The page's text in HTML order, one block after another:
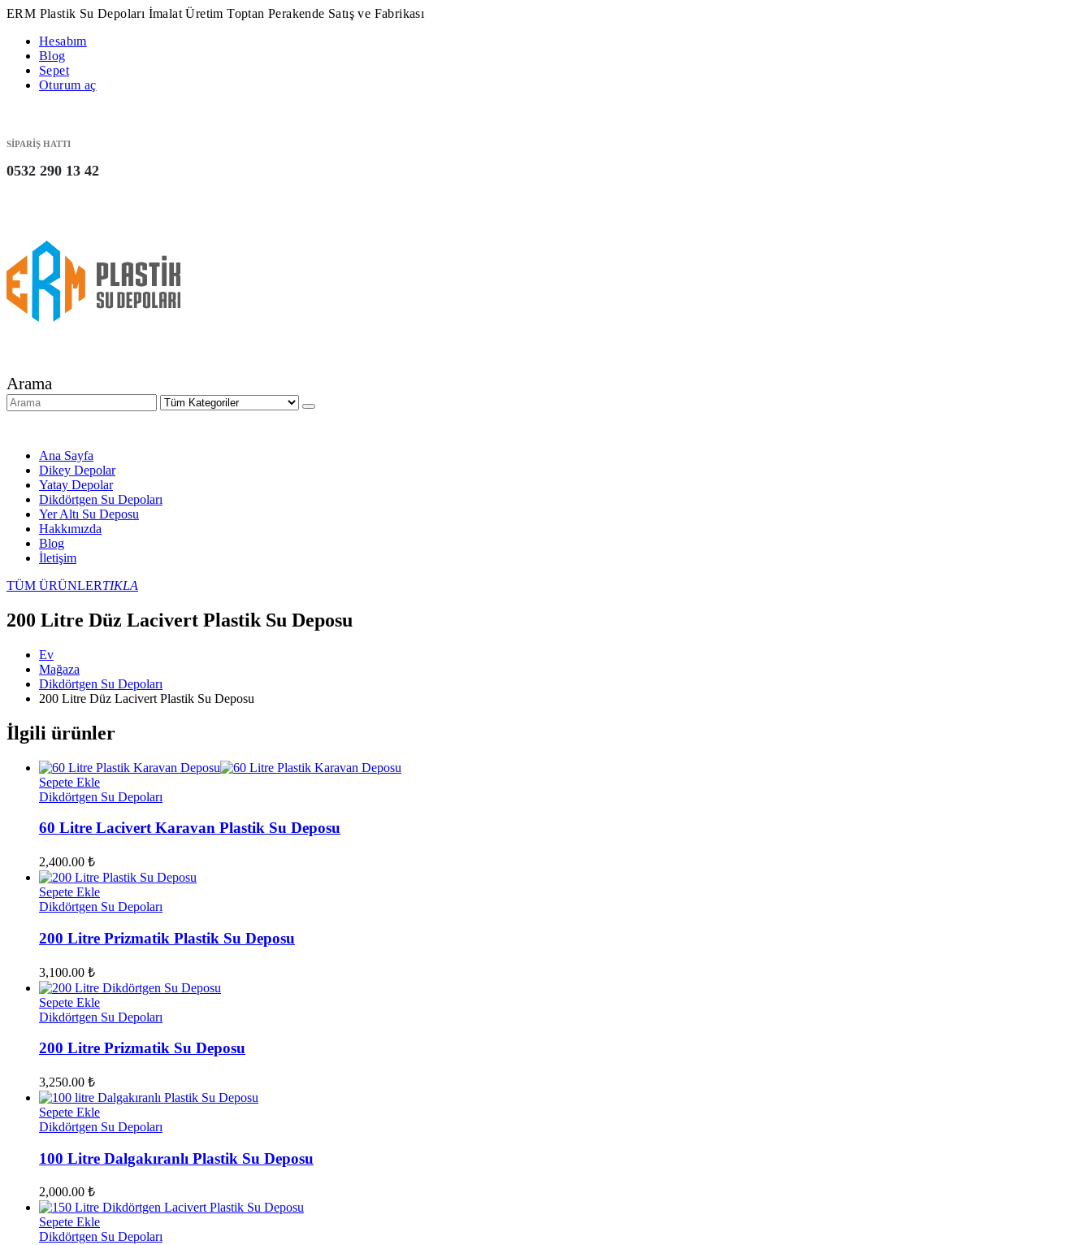
ERM Plastik Su Depoları İmalat Üretim Toptan Perakende Satış ve Fabrikası
Hesabım
Blog
Sepet
Oturum aç
SİPARİŞ HATTI
0532 290 13 42
Arama
Ana Sayfa
Dikey Depolar
Yatay Depolar
Dikdörtgen Su Depoları
Yer Altı Su Deposu
Hakkımızda
Blog
İletişim
TÜM ÜRÜNLERTIKLA
200 Litre Düz Lacivert Plastik Su Deposu
Ev
Mağaza
Dikdörtgen Su Depoları
200 Litre Düz Lacivert Plastik Su Deposu
İlgili ürünler
Sepete Ekle
Dikdörtgen Su Depoları
60 Litre Lacivert Karavan Plastik Su Deposu
2,400.00 ₺
Sepete Ekle
Dikdörtgen Su Depoları
200 Litre Prizmatik Plastik Su Deposu
3,100.00 ₺
Sepete Ekle
Dikdörtgen Su Depoları
200 Litre Prizmatik Su Deposu
3,250.00 ₺
Sepete Ekle
Dikdörtgen Su Depoları
100 Litre Dalgakıranlı Plastik Su Deposu
2,000.00 ₺
Sepete Ekle
Dikdörtgen Su Depoları